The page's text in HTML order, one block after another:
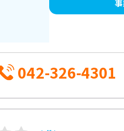
042-326-4301